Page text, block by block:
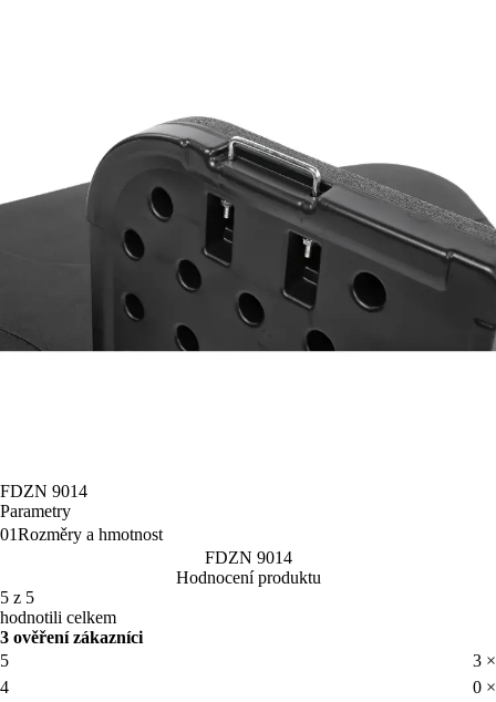
FDZN 9014
Parametry
01Rozměry a hmotnost
FDZN 9014
Hodnocení produktu
5 z 5
hodnotili celkem
3 ověření zákazníci
5
3 ×
4
0 ×